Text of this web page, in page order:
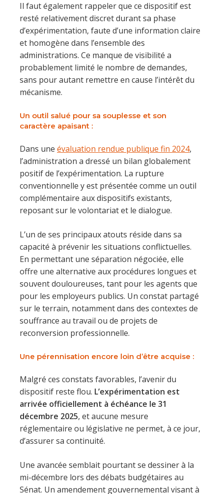
Il faut également rappeler que ce dispositif est
resté relativement discret durant sa phase
d’expérimentation, faute d’une information claire
et homogène dans l’ensemble des
administrations. Ce manque de visibilité a
probablement limité le nombre de demandes,
sans pour autant remettre en cause l’intérêt du
mécanisme.
Un outil salué pour sa souplesse et son
caractère apaisant :
Dans une évaluation rendue publique fin 2024,
l’administration a dressé un bilan globalement
positif de l’expérimentation. La rupture
conventionnelle y est présentée comme un outil
complémentaire aux dispositifs existants,
reposant sur le volontariat et le dialogue.
L’un de ses principaux atouts réside dans sa
capacité à prévenir les situations conflictuelles.
En permettant une séparation négociée, elle
offre une alternative aux procédures longues et
souvent douloureuses, tant pour les agents que
pour les employeurs publics. Un constat partagé
sur le terrain, notamment dans des contextes de
souffrance au travail ou de projets de
reconversion professionnelle.
Une pérennisation encore loin d’être acquise :
Malgré ces constats favorables, l’avenir du
dispositif reste flou. L’expérimentation est
arrivée officiellement à échéance le 31
décembre 2025, et aucune mesure
réglementaire ou législative ne permet, à ce jour,
d’assurer sa continuité.
Une avancée semblait pourtant se dessiner à la
mi-décembre lors des débats budgétaires au
Sénat. Un amendement gouvernemental visant à